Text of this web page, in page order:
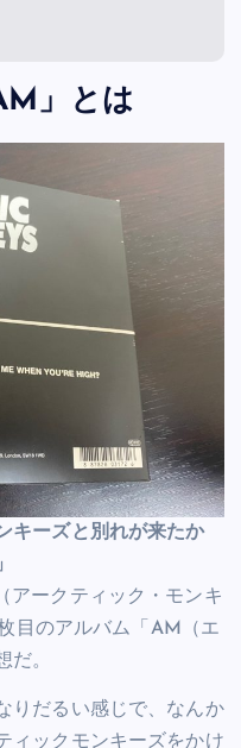
」とは
キーズと別れが来たか
アークティック・モンキ
目のアルバム「AM（エ
だ。
りだるい感じで、なんか
ィックモンキーズをかけ